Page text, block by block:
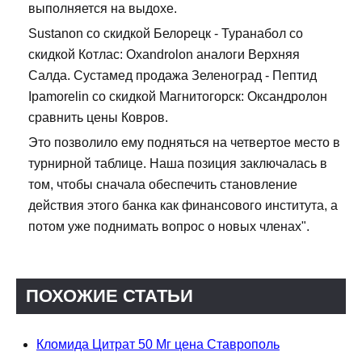
выполняется на выдохе.
Sustanon со скидкой Белорецк - Туранабол со
скидкой Котлас: Oxandrolon аналоги Верхняя
Салда. Сустамед продажа Зеленоград - Пептид
Ipamorelin со скидкой Магнитогорск: Оксандролон
сравнить цены Ковров.
Это позволило ему подняться на четвертое место в
турнирной таблице. Наша позиция заключалась в
том, чтобы сначала обеспечить становление
действия этого банка как финансового института, а
потом уже поднимать вопрос о новых членах".
ПОХОЖИЕ СТАТЬИ
Кломида Цитрат 50 Мг цена Ставрополь